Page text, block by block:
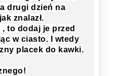
drugi dzień na
znalazł.
to dodaj je przed
w ciasto. I wtedy
placek do kawki.